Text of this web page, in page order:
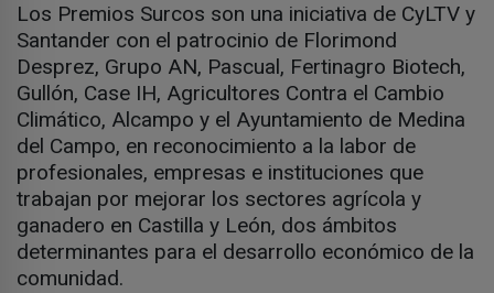
Los Premios Surcos son una iniciativa de CyLTV y
Santander con el patrocinio de Florimond
Desprez, Grupo AN, Pascual, Fertinagro Biotech,
Gullón, Case IH, Agricultores Contra el Cambio
Climático, Alcampo y el Ayuntamiento de Medina
del Campo, en reconocimiento a la labor de
profesionales, empresas e instituciones que
trabajan por mejorar los sectores agrícola y
ganadero en Castilla y León, dos ámbitos
determinantes para el desarrollo económico de la
comunidad.